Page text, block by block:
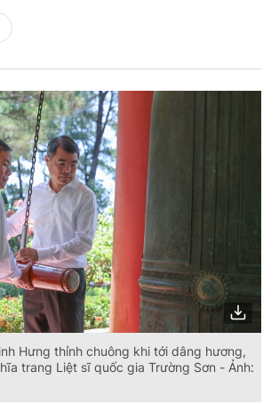
Hưng thỉnh chuông khi tới dâng hương,
trang Liệt sĩ quốc gia Trường Sơn - Ảnh: